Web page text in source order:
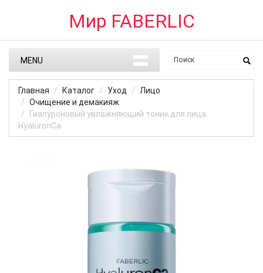
Мир FABERLIC
MENU
Главная Каталог Уход
Лицо
Очищение и демакияж
Гиалуроновый увлажняющий тоник для лица
HyaluronCa